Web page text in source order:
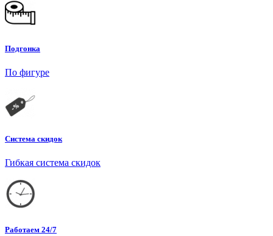
Подгонка
По фигуре
Система скидок
Гибкая система скидок
Работаем 24/7